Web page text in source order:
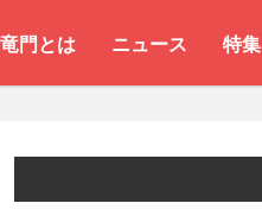
門とは ニュース 特集